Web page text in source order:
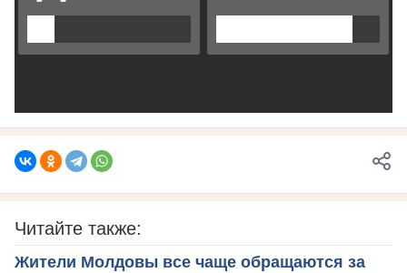
Читайте также:
Жители Молдовы все чаще обращаются за